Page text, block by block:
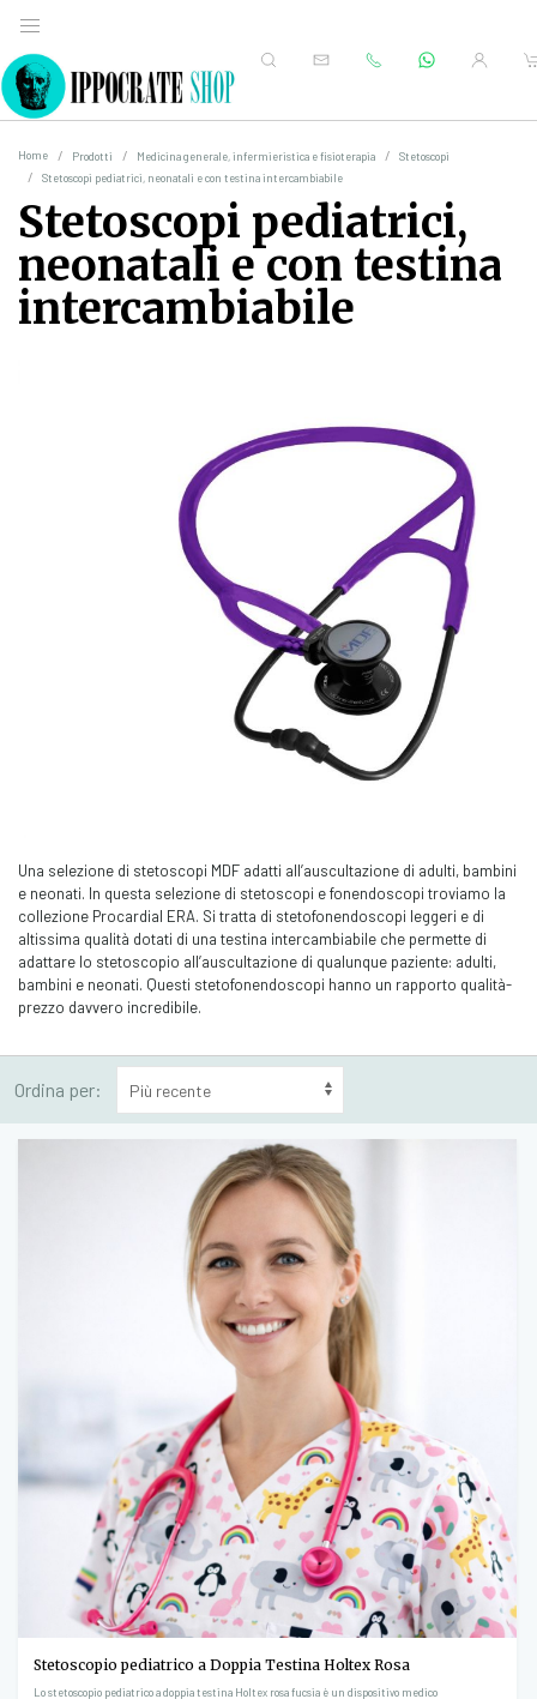
Home Prodotti Medicina generale, infermieristica e fisioterapia
Stetoscopi
Stetoscopi pediatrici, neonatali e con testina intercambiabile
Stetoscopi pediatrici,
neonatali e con testina
intercambiabile
Una selezione di stetoscopi MDF adatti all’auscultazione di adulti, bambini
e neonati. In questa selezione di stetoscopi e fonendoscopi troviamo la
collezione Procardial ERA. Si tratta di stetofonendoscopi leggeri e di
altissima qualità dotati di una testina intercambiabile che permette di
adattare lo stetoscopio all’auscultazione di qualunque paziente: adulti,
bambini e neonati. Questi stetofonendoscopi hanno un rapporto qualità-
prezzo davvero incredibile.
Ordina per:
Stetoscopio pediatrico a Doppia Testina Holtex Rosa
Lo stetoscopio pediatrico a doppia testina Holtex rosa fucsia è un dispositivo medico